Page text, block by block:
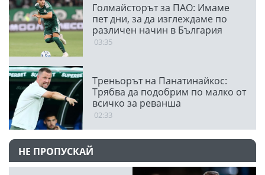
Голмайсторът за ПАО: Имаме
пет дни, за да изглеждаме по
различен начин в България
03:35
Треньорът на Панатинайкос:
Трябва да подобрим по малко от
всичко за реванша
02:33
НЕ ПРОПУСКАЙ